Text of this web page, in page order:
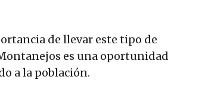
de llevar este tipo de
es una oportunidad
a la población.